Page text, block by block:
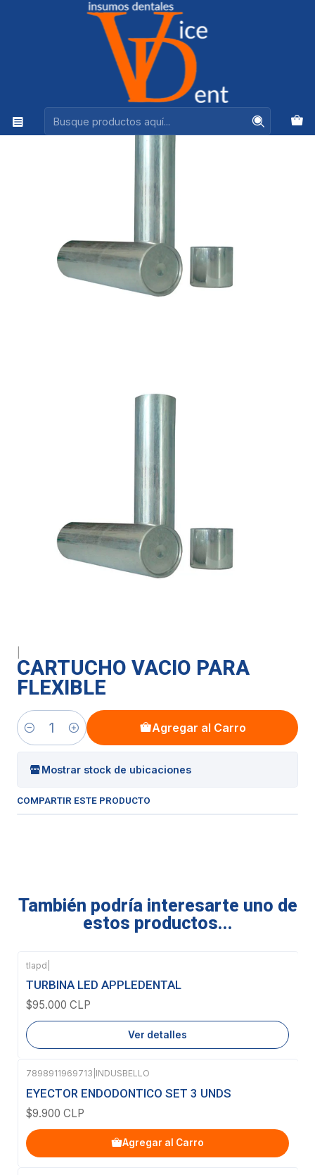
Ventas +56944575313
LABORATORIO CARTUCHO VACIO PARA FLEXIBLE
CARTUCHO VACIO PARA
FLEXIBLE
Cantidad
Agregar al Carro
Mostrar stock de ubicaciones
COMPARTIR ESTE PRODUCTO
También podría interesarte uno de
estos productos...
Agotado
tlapd
TURBINA LED APPLEDENTAL
$95.000 CLP
Ver detalles
7898911969713 INDUSBELLO
EYECTOR ENDODONTICO SET 3 UNDS
$9.900 CLP
Agregar al Carro